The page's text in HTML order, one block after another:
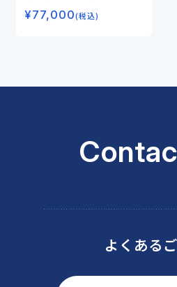
¥77,000(税込)
よくある